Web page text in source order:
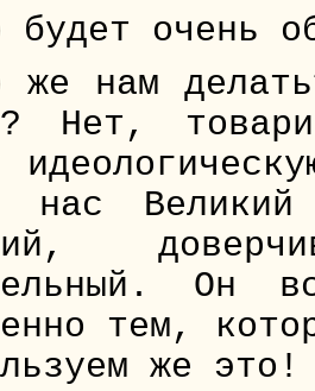
будет очень
же нам
Нет,
нас
Он
тем,
же это!